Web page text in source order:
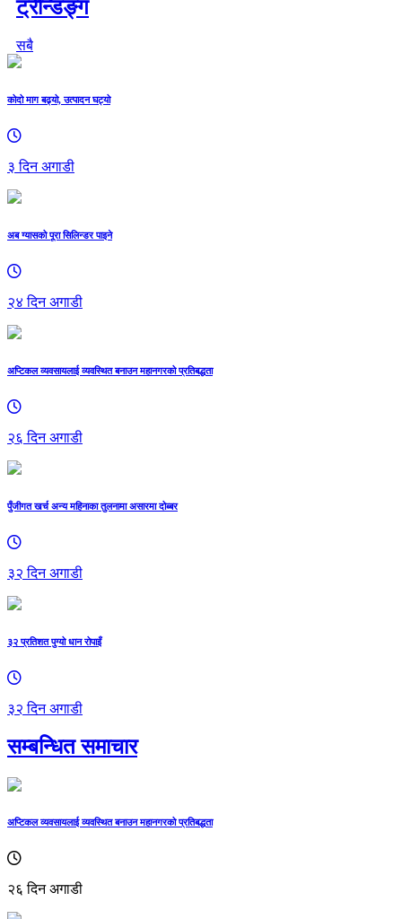
ट्रेन्डिङ्ग
सबै
कोदो माग बढ्यो, उत्पादन घट्यो
३ दिन अगाडी
अब ग्यासको पूरा सिलिन्डर पाइने
२४ दिन अगाडी
अप्टिकल व्यवसायलाई व्यवस्थित बनाउन महानगरको प्रतिबद्धता
२६ दिन अगाडी
पुँजीगत खर्च अन्य महिनाका तुलनामा असारमा दोब्बर
३२ दिन अगाडी
३२ प्रतिशत पुग्यो धान रोपाइँ
३२ दिन अगाडी
सम्बन्धित समाचार
अप्टिकल व्यवसायलाई व्यवस्थित बनाउन महानगरको प्रतिबद्धता
२६ दिन अगाडी